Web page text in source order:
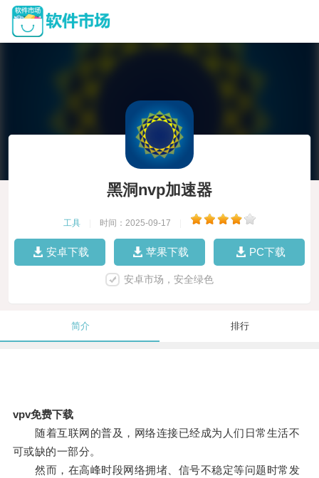
黑洞nvp加速器
工具 时间：2025-09-17
安卓下载 苹果下载 PC下载
安卓市场，安全绿色
简介 排行
vpv免费下载
随着互联网的普及，网络连接已经成为人们日常生活不
可或缺的一部分。
然而，在高峰时段网络拥堵、信号不稳定等问题时常发